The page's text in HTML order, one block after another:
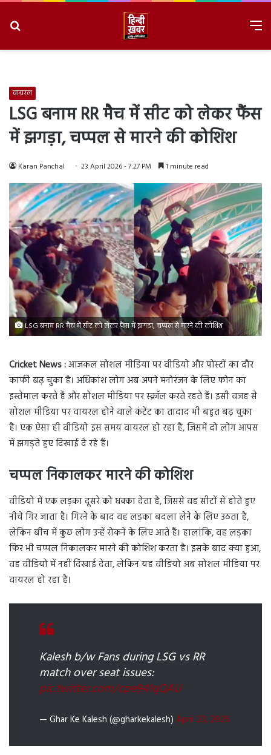
वायरल
LSG बनाम RR मैच में सीट को लेकर फैंस
में झगड़ा, चप्पल से मारने की कोशिश
Karan Panchal 23 April 2026 - 7:27 PM 1 minute read
LSG बनाम RR मैच में सीट को लेकर फैंस में झगड़ा, चप्पल से मारने की कोशिश
Cricket News :आजकल सोशल मीडिया पर वीडियो और पोस्टों का दौर
काफी बढ़ चुका है। अधिकांश लोग अब अपने मनोरंजन के लिए फोन का
इस्तेमाल करते हैं और सोशल मीडिया पर स्क्रॉल करते रहते हैं। इसी वजह से
सोशल मीडिया पर वायरल होने वाले कंटेंट का तादाद भी बहुत बढ़ चुका
है। एक ऐसा ही वीडियो इस समय वायरल हो रहा है, जिसमें दो लोग आपस
में झगड़ते हुए दिखाई दे रहे हैं।
चप्पल निकालकर मारने की कोशिश
वीडियो में एक लड़का दूसरे को धक्का देता है, जिससे वह सीटों से होते हुए
नीचे गिर जाता है। गिरने के बाद वह लड़का बदला लेने के लिए उठता है,
लेकिन बीच में कुछ लोग उन्हें रोकने के लिए आते हैं। हालांकि, वह लड़का
फिर भी चप्पल निकालकर मारने की कोशिश करता है। इसके बाद क्या हुआ,
वह वीडियो में नहीं दिखाई देता, लेकिन यह वीडियो अब सोशल मीडिया पर
वायरल हो रहा है।
Kalesh b/w Fans during LSG vs RR
match over seat issues:
pic.twitter.com/cpe941qQAU
— Ghar Ke Kalesh (@gharkekalesh) April 23, 2026